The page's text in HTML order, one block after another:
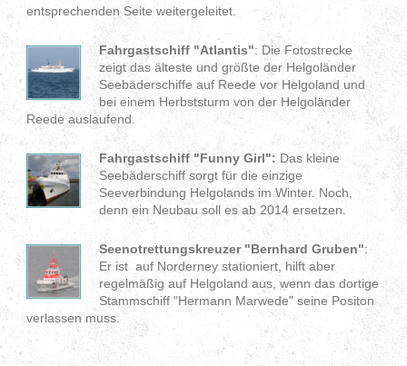
entsprechenden Seite weitergeleitet.
Fahrgastschiff "Atlantis": Die Fotostrecke
zeigt das älteste und größte der Helgoländer
Seebäderschiffe auf Reede vor Helgoland und
bei einem Herbststurm von der Helgoländer
Reede auslaufend.
Fahrgastschiff "Funny Girl": Das kleine
Seebäderschiff sorgt für die einzige
Seeverbindung Helgolands im Winter. Noch,
denn ein Neubau soll es ab 2014 ersetzen.
Seenotrettungskreuzer "Bernhard Gruben":
Er ist auf Norderney stationiert, hilft aber
regelmäßig auf Helgoland aus, wenn das dortige
Stammschiff "Hermann Marwede" seine Positon
verlassen muss.